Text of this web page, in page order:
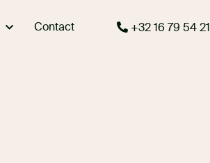
Contact +32 16 79 54 21